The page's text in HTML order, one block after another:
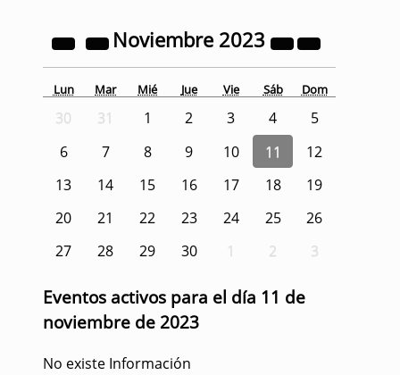
Noviembre 2023
Lun Mar Mié Jue Vie Sáb Dom
30 31 1 2 3 4
5
6
7 8 9 10 11
12
13
14 15 16 17 18
19
20
21 22 23 24 25
26
27
28 29 30 1 2 3
Eventos activos para el día 11 de
noviembre de 2023
No existe Información